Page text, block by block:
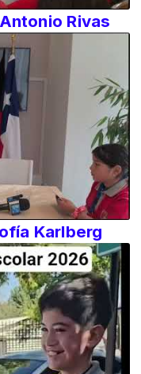
Embajador de Paraguay, Antonio Rivas
Karlberg